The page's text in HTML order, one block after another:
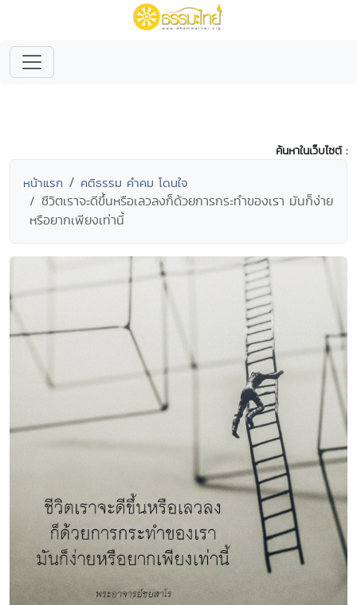
ค้นหาในเว็บไซต์ :
หน้าแรก คติธรรม คำคม โดนใจ
ชีวิตเราจะดีขึ้นหรือเลวลงก็ด้วยการกระทำของเรา มันก็ง่าย
หรือยากเพียงเท่านี้